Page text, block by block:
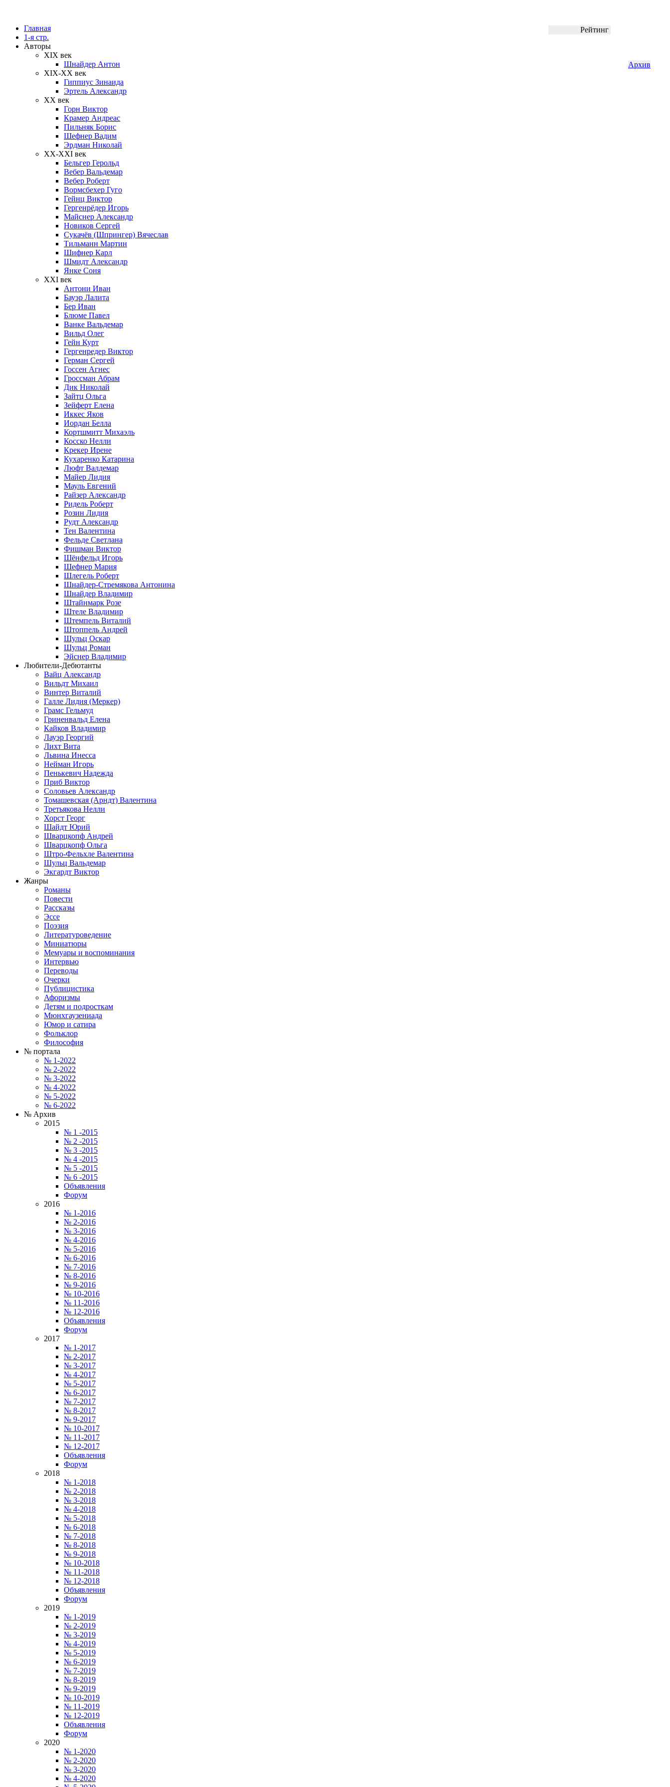
Главная
1-я стр.
Авторы
XIX век
Шнайдер Антон
XIX-XX век
Гиппиус Зинаида
Эртель Александр
XX век
Горн Виктор
Крамер Андреас
Пильняк Борис
Шефнер Вадим
Эрдман Николай
ХХ-XXI век
Бельгер Герольд
Вебер Вальдемар
Вебер Роберт
Вормсбехер Гуго
Гейнц Виктор
Гергенрёдер Игорь
Майснер Александр
Новиков Сергей
Сукачёв (Шпрингер) Вячеслав
Тильманн Мартин
Шифнер Карл
Шмидт Александр
Янке Соня
XXI век
Антони Иван
Бауэр Лалита
Бер Иван
Блюме Павел
Ванке Вальдемар
Вильд Олег
Гейн Курт
Гергенредер Виктор
Герман Сергей
Госсен Агнес
Гроссман Абрам
Дик Николай
Зайтц Ольга
Зейферт Елена
Иккес Яков
Иордан Белла
Кортшмитт Михаэль
Косско Нелли
Крекер Ирене
Кухаренко Катарина
Люфт Валдемaр
Майер Лидия
Мауль Евгений
Райзер Александр
Ридель Роберт
Розин Лидия
Рудт Александр
Тен Валентина
Фельде Светлана
Фишман Виктор
Шёнфельд Игорь
Шефнер Мария
Шлегель Роберт
Шнайдер-Стремякова Антонина
Шнайдер Владимир
Штайнмарк Розe
Штеле Владимир
Штемпель Виталий
Штоппель Андрей
Шульц Оскар
Шульц Роман
Эйснер Владимир
Любители-Дебютанты
Вайц Александр
Вильдт Михаил
Винтер Виталий
Галле Лидия (Меркер)
Грамс Гельмуд
Гриненвальд Елена
Кайков Владимир
Лауэр Георгий
Лихт Вита
Львина Инесса
Нейман Игорь
Пенькевич Надежда
Приб Виктор
Соловьев Александр
Томашевская (Арндт) Валентина
Третьякова Нелли
Хорст Георг
Шайдт Юрий
Шварцкопф Андрей
Шварцкопф Ольга
Штро-Фельхле Валентина
Шульц Вальдемар
Экгардт Виктор
Жанры
Романы
Повести
Рассказы
Эссе
Поэзия
Литературоведение
Миниатюры
Мемуары и воспоминания
Интервью
Переводы
Очерки
Публицистика
Афоризмы
Детям и подросткам
Мюнхгаузениада
Юмор и сатира
Фольклор
Философия
№ портала
№ 1-2022
№ 2-2022
№ 3-2022
№ 4-2022
№ 5-2022
№ 6-2022
№ Архив
2015
№ 1 -2015
№ 2 -2015
№ 3 -2015
№ 4 -2015
№ 5 -2015
№ 6 -2015
Объявления
Форум
2016
№ 1-2016
№ 2-2016
№ 3-2016
№ 4-2016
№ 5-2016
№ 6-2016
№ 7-2016
№ 8-2016
№ 9-2016
№ 10-2016
№ 11-2016
№ 12-2016
Объявления
Форум
2017
№ 1-2017
№ 2-2017
№ 3-2017
№ 4-2017
№ 5-2017
№ 6-2017
№ 7-2017
№ 8-2017
№ 9-2017
№ 10-2017
№ 11-2017
№ 12-2017
Объявления
Форум
2018
№ 1-2018
№ 2-2018
№ 3-2018
№ 4-2018
№ 5-2018
№ 6-2018
№ 7-2018
№ 8-2018
№ 9-2018
№ 10-2018
№ 11-2018
№ 12-2018
Объявления
Форум
2019
№ 1-2019
№ 2-2019
№ 3-2019
№ 4-2019
№ 5-2019
№ 6-2019
№ 7-2019
№ 8-2019
№ 9-2019
№ 10-2019
№ 11-2019
№ 12-2019
Объявления
Форум
2020
№ 1-2020
№ 2-2020
№ 3-2020
№ 4-2020
Рейтинг
Архив